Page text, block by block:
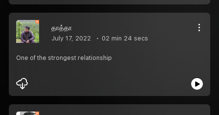
தாத்தா
July 17, 2022 02 min 24 secs
One of the strongest relationship